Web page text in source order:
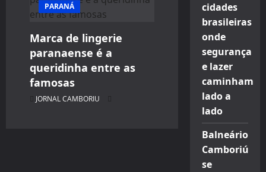
PARANÁ
Marca de lingerie
paranaense é a
queridinha entre as
famosas
JORNAL CAMBORIU
cidades
brasileiras
onde
segurança
e lazer
caminham
lado a
lado
Balneário
Camboriú
se